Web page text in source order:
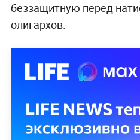
беззащитную перед
олигархов.